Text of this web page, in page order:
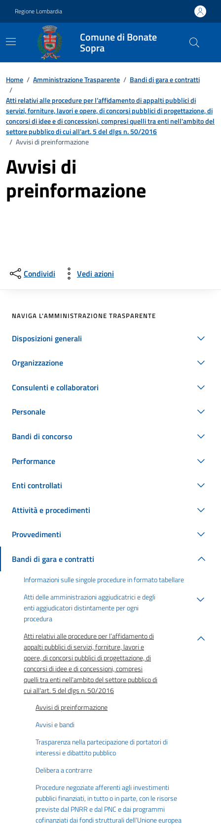
Regione Lombardia
Comune di Bonate
Sopra
Home / Amministrazione Trasparente / Bandi di gara e contratti
/
Atti relativi alle procedure per l’affidamento di appalti pubblici di
servizi, forniture, lavori e opere, di concorsi pubblici di progettazione, di
concorsi di idee e di concessioni, compresi quelli tra enti nell'ambito del
settore pubblico di cui all'art. 5 del dlgs n. 50/2016
/ Avvisi di preinformazione
Avvisi di
preinformazione
Condividi Vedi azioni
NAVIGA L'AMMINISTRAZIONE TRASPARENTE
Disposizioni generali
Organizzazione
Consulenti e collaboratori
Personale
Bandi di concorso
Performance
Enti controllati
Attività e procedimenti
Provvedimenti
Bandi di gara e contratti
Informazioni sulle singole procedure in formato tabellare
Atti delle amministrazioni aggiudicatrici e degli
enti aggiudicatori distintamente per ogni
procedura
Atti relativi alle procedure per l’affidamento di
appalti pubblici di servizi, forniture, lavori e
opere, di concorsi pubblici di progettazione, di
concorsi di idee e di concessioni, compresi
quelli tra enti nell'ambito del settore pubblico di
cui all'art. 5 del dlgs n. 50/2016
Avvisi di preinformazione
Avvisi e bandi
Trasparenza nella partecipazione di portatori di
interessi e dibattito pubblico
Delibera a contrarre
Procedure negoziate afferenti agli investimenti
pubblici finanziati, in tutto o in parte, con le risorse
previste dal PNRR e dal PNC e dai programmi
cofinanziati dai fondi strutturali dell'Unione europea